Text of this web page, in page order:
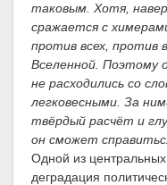
таковым. Хотя,
сражается с
против всех, против
Вселенной. Поэтому
не расходились со
легковесными. За
твёрдый расчёт и
он сможет
Одной из
деградация